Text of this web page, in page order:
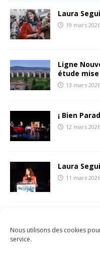
Nous utilisons des cookies
service.
Laura
19 mars 2026
Ligne
étude
13 mars 2026
¡ Bien
12 mars 2026
Laura
11 mars 2026
sétois.es